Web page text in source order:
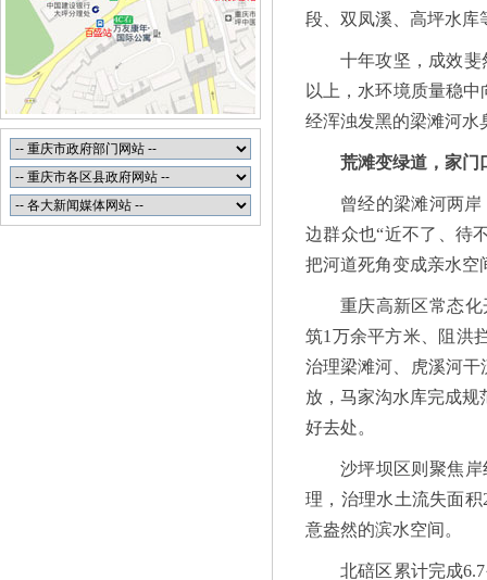
段、双凤溪、高坪水库
十年攻坚，成效
以上，水环境质量稳
经浑浊发黑的梁滩河水
荒滩变绿道，家门
曾经的梁滩河两
边群众也“近不了、待
把河道死角变成亲水空
重庆高新区常态
筑1万余平方米、阻洪
治理梁滩河、虎溪河干
放，马家沟水库完成规
好去处。
沙坪坝区则聚焦
理，治理水土流失面
意盎然的滨水空间。
北碚区累计完成